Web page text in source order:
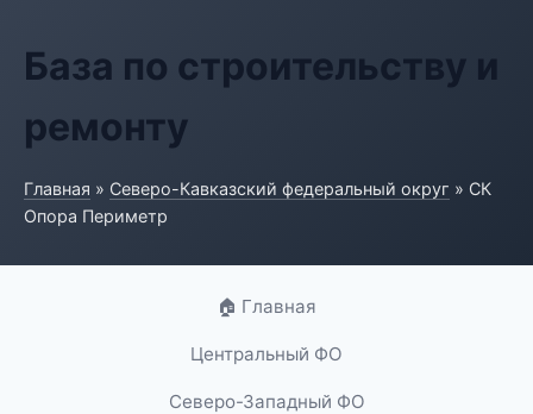
База по строительству и
ремонту
Главная » Северо-Кавказский федеральный округ » СК
Опора Периметр
🏠 Главная
Центральный ФО
Северо-Западный ФО